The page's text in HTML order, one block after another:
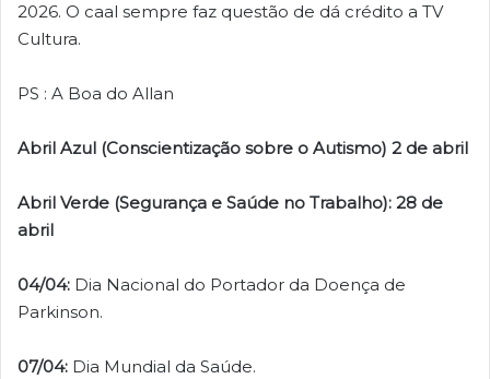
2026. O caal sempre faz questão de dá crédito a TV
Cultura.
PS : A Boa do Allan
Abril Azul (Conscientização sobre o Autismo) 2 de abril
Abril Verde (Segurança e Saúde no Trabalho): 28 de
abril
04/04: Dia Nacional do Portador da Doença de
Parkinson.
07/04: Dia Mundial da Saúde.